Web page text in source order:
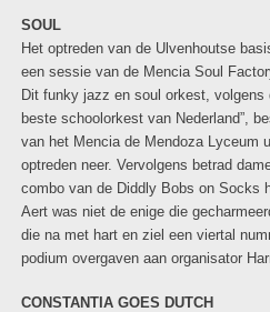
SOUL
Het optreden van de Ulvenhoutse
een sessie van de Mencia Soul
Dit funky jazz en soul orkest, volgens
beste schoolorkest van Nederland”,
van het Mencia de Mendoza Lyceum
optreden neer. Vervolgens betrad
combo van de Diddly Bobs on Socks
Aert was niet de enige die
die na met hart en ziel een viertal
podium overgaven aan organisator
CONSTANTIA GOES DUTCH